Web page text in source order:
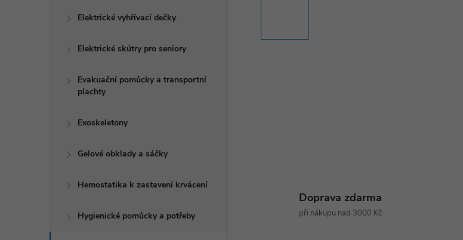
Elektrické vyhřívací dečky
Elektrické skútry pro seniory
Evakuační pomůcky a transportní
plachty
Exoskeletony
Gelové obklady a sáčky
Hemostatika k zastavení krvácení
Hygienické pomůcky a potřeby
Doprava zdarma
při nákupu nad 3000 Kč